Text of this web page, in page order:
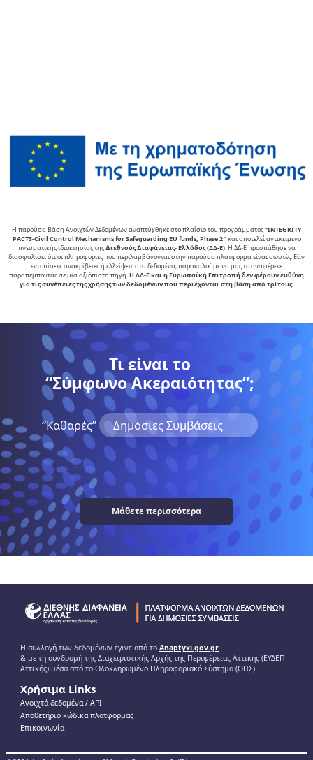
Η παρούσα Βάση Ανοιχτών Δεδομένων αναπτύχθηκε στο πλαίσιο του προγράμματος“INTEGRITY
PACTS-Civil Control Mechanisms for Safeguarding EU funds, Phase 2″και αποτελεί αντικείµενο
πνευµατικής ιδιοκτησίας της∆ιεθνούς ∆ιαφάνειας- Ελλάδος (ΔΔ-Ε). Η ΔΔ-Ε προσπάθησε να
διασφαλίσει ότι οι πληροφορίες που περιλαμβάνονται στην παρούσα πλατφόρμα είναι σωστές. Εάν
εντοπίσετε ανακρίβειες ή ελλείψεις στα δεδομένα, παρακαλούμε να μας το αναφέρετε
παραπέμποντάς σε μια αξιόπιστη πηγή.Η ΔΔ-Ε και η Ευρωπαϊκή Επιτροπή δεν φέρουν ευθύνη
για τις συνέπειες της χρήσης των δεδομένων που περιέχονται στη βάση από τρίτους.
Τι είναι το
“Σύμφωνο Ακεραιότητας”;
“Kαθαρές” Δημόσιες Συμβάσεις
Μάθετε περισσότερα
Η συλλογή των δεδομένων έγινε από το Anaptyxi.gov.gr
& με τη συνδρομή της Διαχειριστικής Αρχής της Περιφέρειας Αττικής (ΕΥΔΕΠ
Αττικής) μέσα από το Ολοκληρωμένο Πληροφοριακό Σύστημα (ΟΠΣ).
Χρήσιμα Links
Ανοιχτά δεδομένα / ΑPI
Αποθετήριο κώδικα πλατφορμας
Επικοινωνία